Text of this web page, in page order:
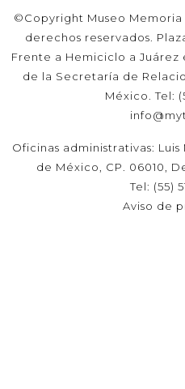
©Copyright Museo Memoria
derechos reservados.
Frente a Hemiciclo a Juárez
de la Secretaría de
México. Tel:
Oficinas administrativas:
de México, CP. 06010,
Tel: (55)
Aviso de